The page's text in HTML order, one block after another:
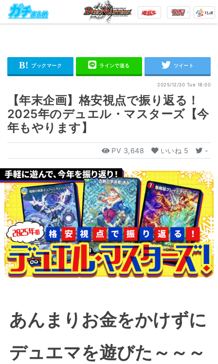
2025/12/30 Tue 18:00
【年末企画】格安視点で振り返る！
2025年のデュエル・マスターズ【今
年もやります】
PV 3,648 いいね 5 -
あんまりお金をかけずに
デュエマを遊びた～～～